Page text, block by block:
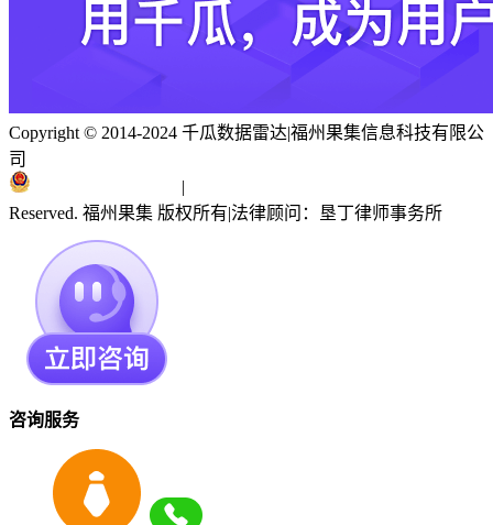
Copyright © 2014-2024 千瓜数据雷达|福州果集信息科技有限公
司
|
Reserved. 福州果集 版权所有|法律顾问：垦丁律师事务所
咨询服务